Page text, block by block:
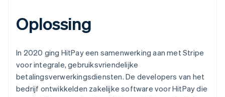
Oplossing
In 2020 ging HitPay een samenwerking aan met Stripe
voor integrale, gebruiksvriendelijke
betalingsverwerkingsdiensten. De developers van het
bedrijf ontwikkelden zakelijke software voor HitPay die